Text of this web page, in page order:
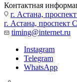
Контактная
г. Астана,
г. Астана, проспект
timing@internet.ru
Instagram
Telegram
WhatsApp